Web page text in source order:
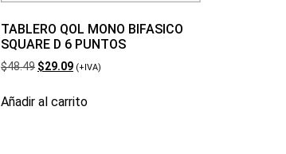
TABLERO QOL MONO BIFASICO
SQUARE D 6 PUNTOS
$48.49 $29.09 (+IVA)
Añadir al carrito